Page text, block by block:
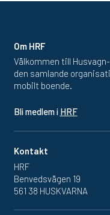
Om HRF
Välkommen till
den samlande
mobilt boende.
Bli medlem i HRF
Kontakt
HRF
Benvedsvägen 19
561 38 HUSKVARNA